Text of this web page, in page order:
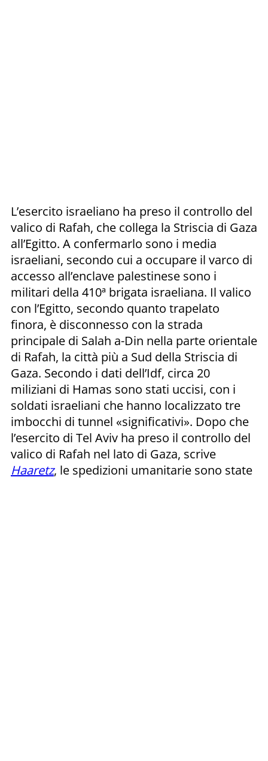
L’esercito israeliano ha preso il controllo del
valico di Rafah, che collega la Striscia di Gaza
all’Egitto. A confermarlo sono i media
israeliani, secondo cui a occupare il varco di
accesso all’enclave palestinese sono i
militari della 410ª brigata israeliana. Il valico
con l’Egitto, secondo quanto trapelato
finora, è disconnesso con la strada
principale di Salah a-Din nella parte orientale
di Rafah, la città più a Sud della Striscia di
Gaza. Secondo i dati dell’Idf, circa 20
miliziani di Hamas sono stati uccisi, con i
soldati israeliani che hanno localizzato tre
imbocchi di tunnel «significativi». Dopo che
l’esercito di Tel Aviv ha preso il controllo del
valico di Rafah nel lato di Gaza, scrive
Haaretz, le spedizioni umanitarie sono state